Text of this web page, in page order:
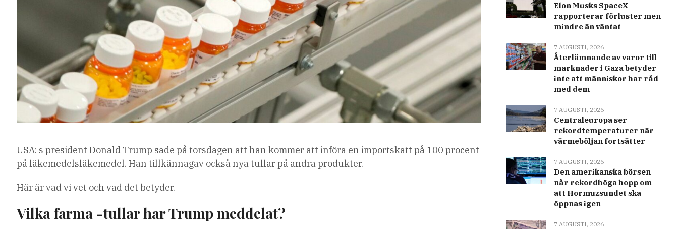
USA: s president Donald Trump sade på torsdagen att han kommer att införa en importskatt på 100 procent
på läkemedelsläkemedel. Han tillkännagav också nya tullar på andra produkter.
Här är vad vi vet och vad det betyder.
Vilka farma -tullar har Trump meddelat?
Elon Musks SpaceX
rapporterar förluster men
mindre än väntat
7 AUGUSTI, 2026
Återlämnande av varor till
marknader i Gaza betyder
inte att människor har råd
med dem
7 AUGUSTI, 2026
Centraleuropa ser
rekordtemperaturer när
värmeböljan fortsätter
7 AUGUSTI, 2026
Den amerikanska börsen
når rekordhöga hopp om
att Hormuzsundet ska
öppnas igen
7 AUGUSTI, 2026